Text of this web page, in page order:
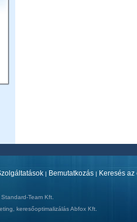
| Bemutatkozás | Keresés
Standard-Team Kft.
keresőoptimalizálásAbfox Kft.